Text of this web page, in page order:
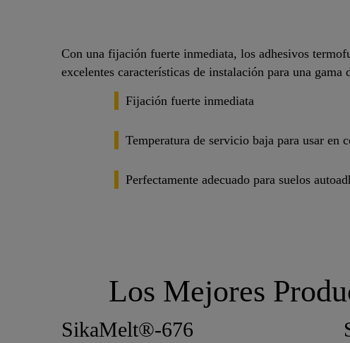
Con una fijación fuerte inmediata, los adhesivos
excelentes características de instalación para una gama
Fijación fuerte inmediata
Temperatura de servicio baja para usar en
Perfectamente adecuado para suelos
Los Mejores
SikaMelt®-676